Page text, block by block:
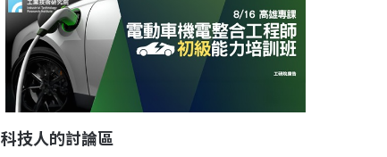
科技人的討論區